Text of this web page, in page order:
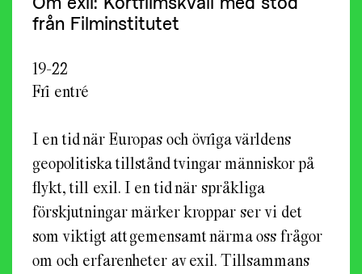
från Filminstitutet
19-22
Fri entré
I en tid när Europas och övriga världens
geopolitiska tillstånd tvingar människor på
flykt, till exil. I en tid när språkliga
förskjutningar märker kroppar ser vi det
som viktigt att gemensamt närma oss frågor
om och erfarenheter av exil. Tillsammans